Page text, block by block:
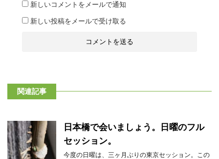
新しいコメントをメールで通知
新しい投稿をメールで受け取る
関連記事
日本橋で会いましょう。日曜のフル
セッション。
今度の日曜は、三ヶ月ぶりの東京セッション。この